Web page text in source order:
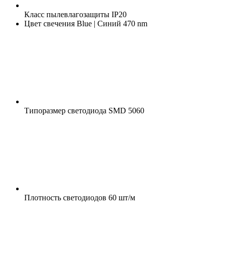
Класс пылевлагозащиты IP20
Цвет свечения Blue | Синий 470 nm
Типоразмер светодиода SMD 5060
Плотность светодиодов 60 шт/м